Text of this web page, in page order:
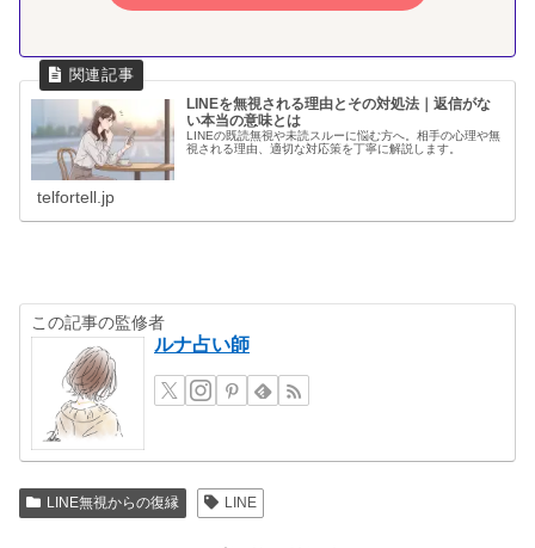
LINEを無視される理由とその対処法｜返信がな
い本当の意味とは
LINEの既読無視や未読スルーに悩む方へ。相手の心理や無
視される理由、適切な対応策を丁寧に解説します。
telfortell.jp
この記事の監修者
ルナ占い師
LINE無視からの復縁 LINE